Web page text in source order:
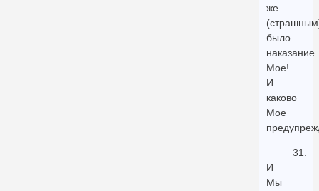
же
было
наказание
Мое!
И
каково
Мое
31.
И
Мы